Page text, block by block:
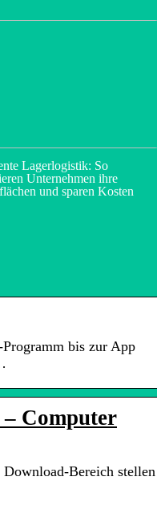
Lagerlogistik: So
Unternehmen ihre
und sparen Kosten
bis zur App
Computer
Bereich stellen